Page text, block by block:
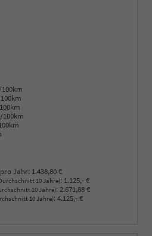
100km
Jahr: 1.438,80 €
10 Jahre): 1.125,- €
10 Jahre): 2.671,88 €
10 Jahre): 4.125,- €